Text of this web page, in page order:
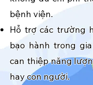
bệnh viện.
Hỗ trợ các trường
bạo hành trong
can thiệp năng
hay con người.